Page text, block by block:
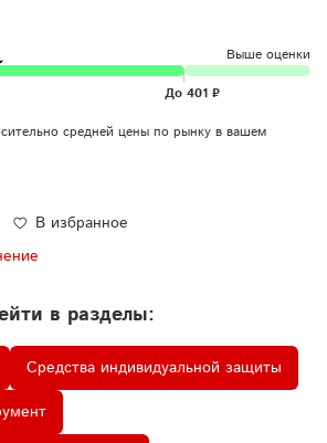
В избранное
Выше оценки
средней цены по рынку в вашем
в разделы:
Средства индивидуальной защиты